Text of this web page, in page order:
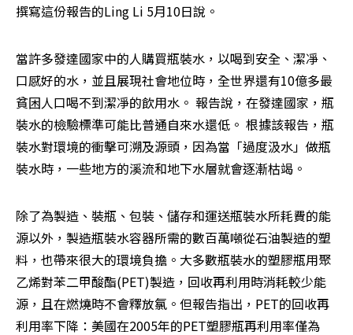
撰寫這份報告的Ling Li 5月10日說。
當許多發達國家中的人購買瓶裝水，以喝到安全、潔凈、
口感好的水，並且展現社會地位時，全世界還有10億多最
貧困人口喝不到潔凈的飲用水。 報告說，在發達國家，瓶
裝水的檢驗標準可能比普通自來水還低。 根據該報告，瓶
裝水對環境的衝擊可溯及源頭，因為當「過度汲水」做瓶
裝水時，一些地方的溪流和地下水層就會逐漸枯竭。
除了為製造、裝瓶、包裝、儲存和運送瓶裝水所耗費的能
源以外，製造瓶裝水容器所需的數百萬噸從石油製造的塑
料，也帶來很大的環境負擔。大多數瓶裝水的塑膠瓶用聚
乙烯對苯二甲酸酯(PET)製造，回收再利用時消耗較少能
源，且在燃燒時不會釋放氯。但報告指出，PET的回收再
利用率下降：美國在2005年的PET塑膠瓶再利用率僅為